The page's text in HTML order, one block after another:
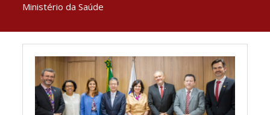
Ministério da Saúde